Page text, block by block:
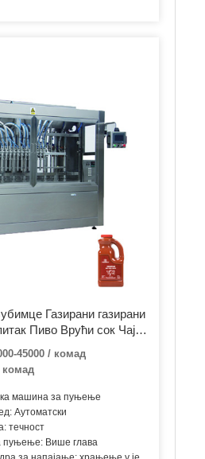
Газирани газирани
Пиво Врући сок Чај
Мед флаширање пуњење
чеп конзерва машина за
45000 / комад
комад
машина за пуњење
Аутоматски
течност
пуњење: Више глава